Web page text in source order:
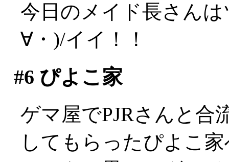
今日のメイド長さん
∀・)/イイ！！
#6 ぴよこ家
ゲマ屋でPJRさんと合
してもらったぴよこ